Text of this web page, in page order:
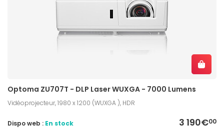
Optoma ZU707T - DLP Laser WUXGA - 7000 Lumens
Vidéoprojecteur, 1980 x 1200 (WUXGA ), HDR
3 190€00
Dispo web : En stock